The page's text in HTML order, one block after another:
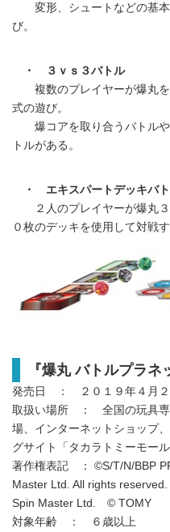
変形、シュートなどの基本
び。
・ ３ｖｓ３バトル
複数のプレイヤーが爆丸を
式の遊び。
爆コアを取り合うバトルや
トルがある。
・ エキスパートデッキバ
２人のプレイヤーが爆丸３
０枚のデッキを使用して対戦
『爆丸 バトルプラ
発売日 ： ２０１９年４月２
取扱い場所 ： 全国の玩具専
場、インターネットショッ
グサイト「タカラトミーモー
著作権表記 ： ©S/T/N/BBP
Master Ltd. All rights
Spin Master Ltd. © TOMY
対象年齢 ： ６歳以上